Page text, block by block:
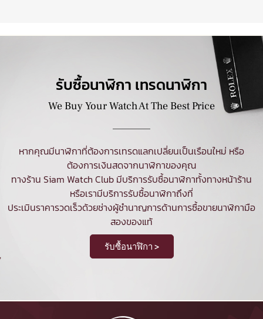
รับซื้อนาฬิกา เทรดนาฬิกา
We Buy Your Watch At The Best Price
หากคุณมีนาฬิกาที่ต้องการเทรดแลกเปลี่ยนเป็นเรือนใหม่ หรือ
ต้องการเงินสดจากนาฬิกาของคุณ
ทางร้าน Siam Watch Club มีบริการรับซื้อนาฬิกาทั้งทางหน้าร้าน
หรือเรามีบริการรับซื้อนาฬิกาถึงที่
ประเมินราคารวดเร็วด้วยช่างผู้ชำนาญการด้านการซื้อขายนาฬิกามือ
สองของแท้
รับซื้อนาฬิกา >